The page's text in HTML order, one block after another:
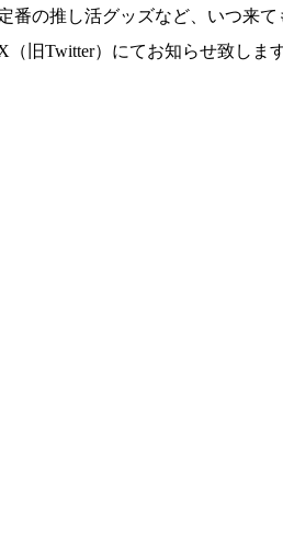
番の推し活グッズなど、いつ来
旧Twitter）にてお知らせ致します